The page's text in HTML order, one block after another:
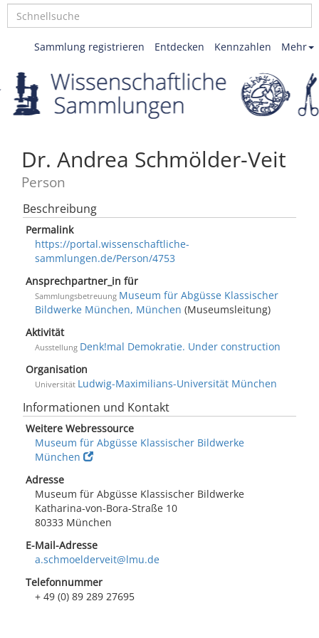
Mehr
Kennzahlen
Entdecken
Sammlung registrieren
Dr. Andrea Schmölder-Veit
Person
Beschreibung
Permalink
https://portal.wissenschaftliche-
sammlungen.de/Person/4753
Ansprechpartner_in für
Sammlungsbetreuung Museum für Abgüsse Klassischer
Bildwerke München, München (Museumsleitung)
Aktivität
Ausstellung Denk!mal Demokratie. Under construction
Organisation
Universität Ludwig-Maximilians-Universität München
Informationen und Kontakt
Weitere Webressource
Museum für Abgüsse Klassischer Bildwerke
München
Adresse
Museum für Abgüsse Klassischer Bildwerke
Katharina-von-Bora-Straße 10
80333 München
E-Mail-Adresse
a.schmoelderveit@lmu.de
Telefonnummer
+ 49 (0) 89 289 27695